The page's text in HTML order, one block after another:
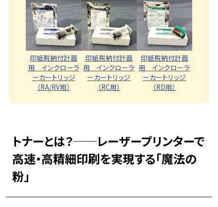
印紙税納付計器
用 インクローラ
ーカートリッジ
（RA/RV用）
印紙税納付計器
用 インクローラ
ーカートリッジ
（RC用）
印紙税納付計器
用 インクローラ
ーカートリッジ
（RD用）
トナーとは？──レーザープリンターで
高速・高精細印刷を実現する「魔法の
粉」